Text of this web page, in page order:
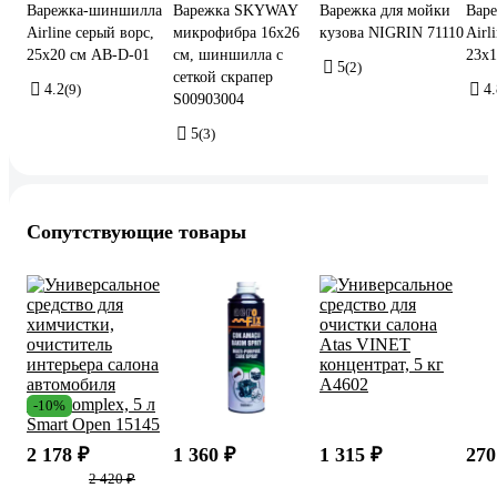
Варежка-шиншилла
Airline серый ворс,
25х20 см AB-D-01
4.2(9)
Варежка SKYWAY
микрофибра 16х26
см, шиншилла с
сеткой скрапер
S00903004
5(3)
Варежка для мойки
кузова NIGRIN 71110
5(2)
Сопутствующие товары
-10%
2 178 ₽
2 420 ₽
1 360 ₽ 1 315 ₽